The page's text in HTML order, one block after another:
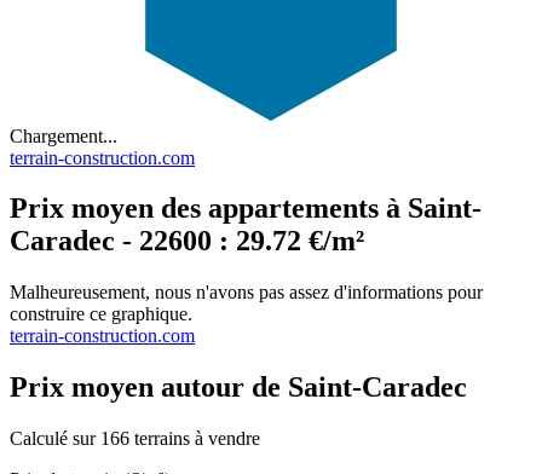
Chargement...
terrain-construction.com
Prix moyen des appartements à Saint-
Caradec - 22600 : 29.72 €/m²
Malheureusement, nous n'avons pas assez d'informations pour
construire ce graphique.
terrain-construction.com
Prix moyen autour de Saint-Caradec
Calculé sur 166 terrains à vendre